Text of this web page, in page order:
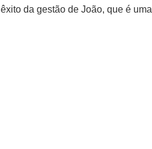
da gestão de João, que é uma